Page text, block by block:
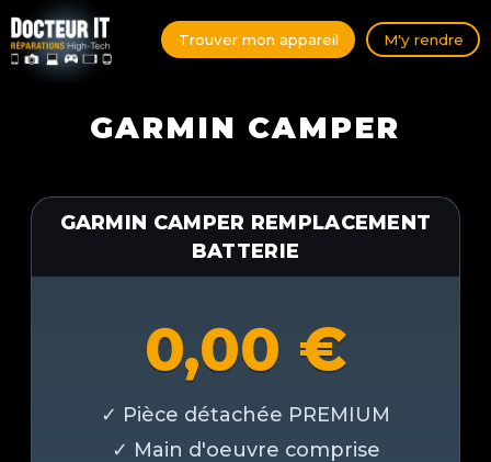
Trouver mon appareil M'y rendre
GARMIN CAMPER
GARMIN CAMPER REMPLACEMENT
BATTERIE
0,00 €